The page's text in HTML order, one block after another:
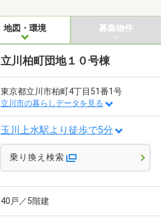
地図・環境 募集物件
立川柏町団地１０号棟
東京都立川市柏町4丁目51番1号
立川市の暮らしデータを見る
玉川上水駅より徒歩で5分
乗り換え検索
40戸／5階建